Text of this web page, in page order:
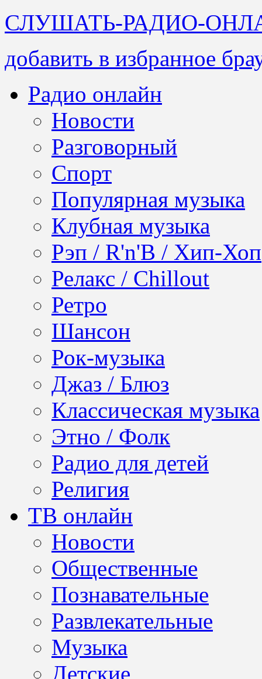
СЛУШАТЬ-РАДИО-
добавить в избранное
Радио онлайн
Новости
Разговорный
Спорт
Популярная музыка
Клубная музыка
Рэп / R'n'B / Хип-Хоп
Релакс / Chillout
Ретро
Шансон
Рок-музыка
Джаз / Блюз
Классическая музыка
Этно / Фолк
Радио для детей
Религия
ТВ онлайн
Новости
Общественные
Познавательные
Развлекательные
Музыка
Детские